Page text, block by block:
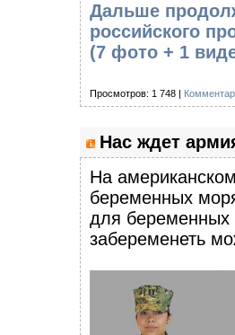
Дальше
российского
(7 фото + 1
Просмотров: 1 748 |
Нас ждет
На
беременных
для беременных
забеременеть